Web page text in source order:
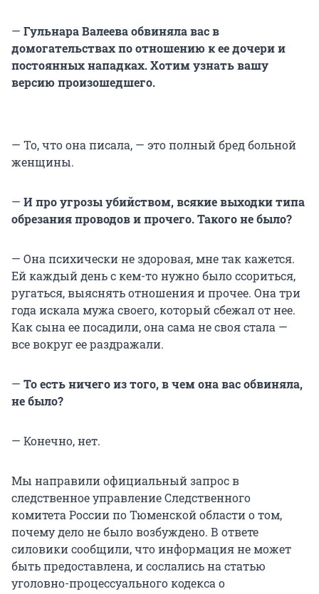
— Гульнара Валеева обвиняла вас в
домогательствах по отношению к ее дочери и
постоянных нападках. Хотим узнать вашу
версию произошедшего.
— То, что она писала, — это полный бред больной
женщины.
— И про угрозы убийством, всякие выходки типа
обрезания проводов и прочего. Такого не было?
— Она психически не здоровая, мне так кажется.
Ей каждый день с кем-то нужно было ссориться,
ругаться, выяснять отношения и прочее. Она три
года искала мужа своего, который сбежал от нее.
Как сына ее посадили, она сама не своя стала —
все вокруг ее раздражали.
— То есть ничего из того, в чем она вас обвиняла,
не было?
— Конечно, нет.
Мы направили официальный запрос в
следственное управление Следственного
комитета России по Тюменской области о том,
почему дело не было возбуждено. В ответе
силовики сообщили, что информация не может
быть предоставлена, и сослались на статью
уголовно-процессуального кодекса о